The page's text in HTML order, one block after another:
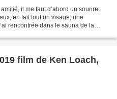
il me faut d’abord un sourire,
en fait tout un visage, une
rencontrée dans le sauna de la